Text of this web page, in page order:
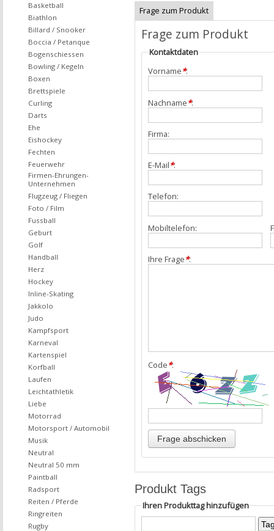
Frage zum Produkt
Frage zum Produkt
Kontaktdaten
Vorname*:
Nachname*:
Firma:
E-Mail*:
Telefon:
Mobiltelefon:
Ihre Frage*:
Code*:
Produkt Tags
Ihren Produkttag hinzufügen
Basketball
Biathlon
Billard / Snooker
Boccia / Petanque
Bogenschiessen
Bowling / Kegeln
Boxen
Brettspiele
Curling
Darts
Ehe
Eishockey
Fechten
Feuerwehr
Firmen-Ehrungen-
Unternehmen
Flugzeug / Fliegen
Foto / Film
Fussball
Geburt
Golf
Handball
Herz
Hockey
Inline-Skating
Jakkolo
Judo
Kampfsport
Karneval
Kartenspiel
Korfball
Laufen
Leichtathletik
Liebe
Motorrad
Motorsport / Automobil
Musik
Neutral
Neutral 50 mm
Paintball
Radsport
Reiten / Pferde
Ringreiten
Rugby